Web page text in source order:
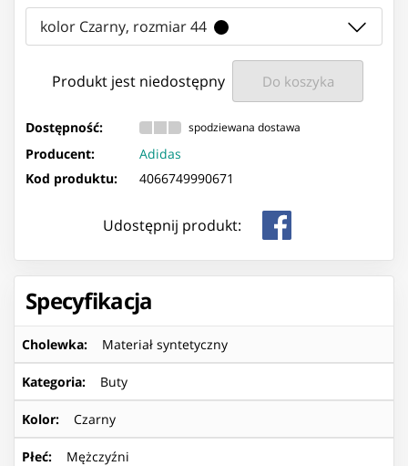
kolor Czarny, rozmiar 44
Produkt jest niedostępny Do koszyka
Dostępność: spodziewana dostawa
Producent:
Adidas
Kod produktu:
4066749990671
Udostępnij produkt:
Specyfikacja
Cholewka: Materiał syntetyczny
Kategoria: Buty
Kolor: Czarny
Płeć: Mężczyźni